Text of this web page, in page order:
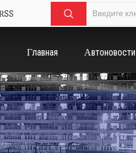
RSS
Главная Автоновости